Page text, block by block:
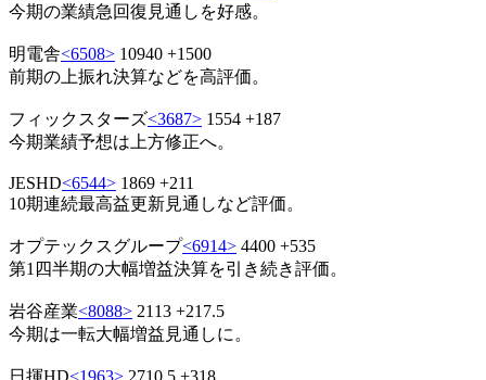
今期の業績急回復見通しを好感。
明電舎<6508> 10940 +1500
前期の上振れ決算などを高評価。
フィックスターズ<3687> 1554 +187
今期業績予想は上方修正へ。
JESHD<6544> 1869 +211
10期連続最高益更新見通しなど評価。
オプテックスグループ<6914> 4400 +535
第1四半期の大幅増益決算を引き続き評価。
岩谷産業<8088> 2113 +217.5
今期は一転大幅増益見通しに。
日揮HD<1963> 2710.5 +318